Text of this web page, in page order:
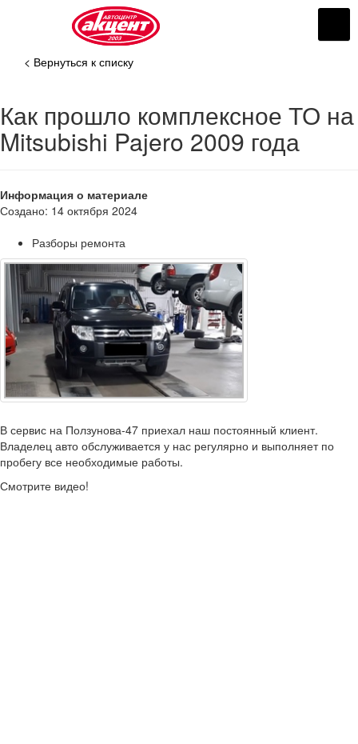
< Вернуться к списку
Как прошло комплексное ТО на
Mitsubishi Pajero 2009 года
Информация о материале
Создано: 14 октября 2024
Разборы ремонта
В сервис на Ползунова-47 приехал наш постоянный клиент.
Владелец авто обслуживается у нас регулярно и выполняет по
пробегу все необходимые работы.
Смотрите видео!